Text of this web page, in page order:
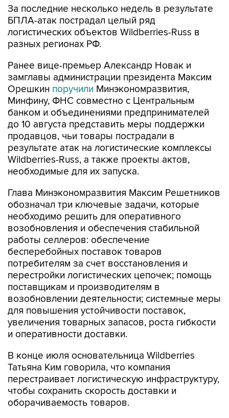
За последние несколько недель в результате
БПЛА-атак пострадал целый ряд
логистических объектов Wildberries-Russ в
разных регионах РФ.
Ранее вице-премьер Александр Новак и
замглавы администрации президента Максим
Орешкин поручили Минэкономразвития,
Минфину, ФНС совместно с Центральным
банком и объединениями предпринимателей
до 10 августа представить меры поддержки
продавцов, чьи товары пострадали в
результате атак на логистические комплексы
Wildberries-Russ, а также проекты актов,
необходимые для их запуска.
Глава Минэкономразвития Максим Решетников
обозначал три ключевые задачи, которые
необходимо решить для оперативного
возобновления и обеспечения стабильной
работы селлеров: обеспечение
бесперебойных поставок товаров
потребителям за счет восстановления и
перестройки логистических цепочек; помощь
поставщикам и производителям в
возобновлении деятельности; системные меры
для повышения устойчивости поставок,
увеличения товарных запасов, роста гибкости
и оперативности доставки.
В конце июля основательница Wildberries
Татьяна Ким говорила, что компания
перестраивает логистическую инфраструктуру,
чтобы сохранить скорость доставки и
оборачиваемость товаров.